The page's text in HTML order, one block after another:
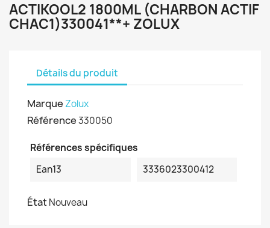
ACTIKOOL2 1800ML (CHARBON ACTIF
CHAC1)330041**+ ZOLUX
Détails du produit
Marque Zolux
Référence330050
Références spécifiques
Ean13
3336023300412
ÉtatNouveau